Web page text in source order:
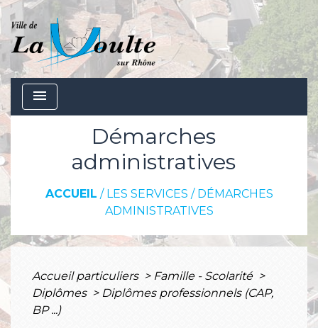
menu
Démarches
administratives
ACCUEIL / LES SERVICES / DÉMARCHES
ADMINISTRATIVES
Accueil particuliers > Famille - Scolarité >
Diplômes > Diplômes professionnels (CAP,
BP ...)